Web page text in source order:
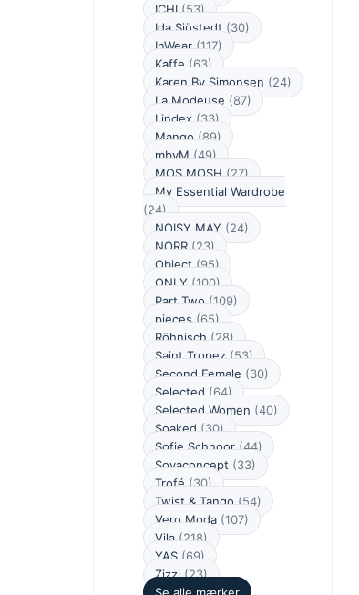
ICHI (53)
Ida Sjöstedt (30)
InWear (117)
Kaffe (63)
Karen By Simonsen (24)
La Modeuse (87)
Lindex (33)
Mango (89)
mbyM (49)
MOS MOSH (27)
My Essential Wardrobe
(24)
NOISY MAY (24)
NORR (23)
Object (95)
ONLY (100)
Part Two (109)
pieces (65)
Röhnisch (28)
Saint Tropez (53)
Second Female (30)
Selected (64)
Selected Women (40)
Soaked (30)
Sofie Schnoor (44)
Soyaconcept (33)
Trofé (30)
Twist & Tango (54)
Vero Moda (107)
Vila (218)
YAS (69)
Zizzi(23)